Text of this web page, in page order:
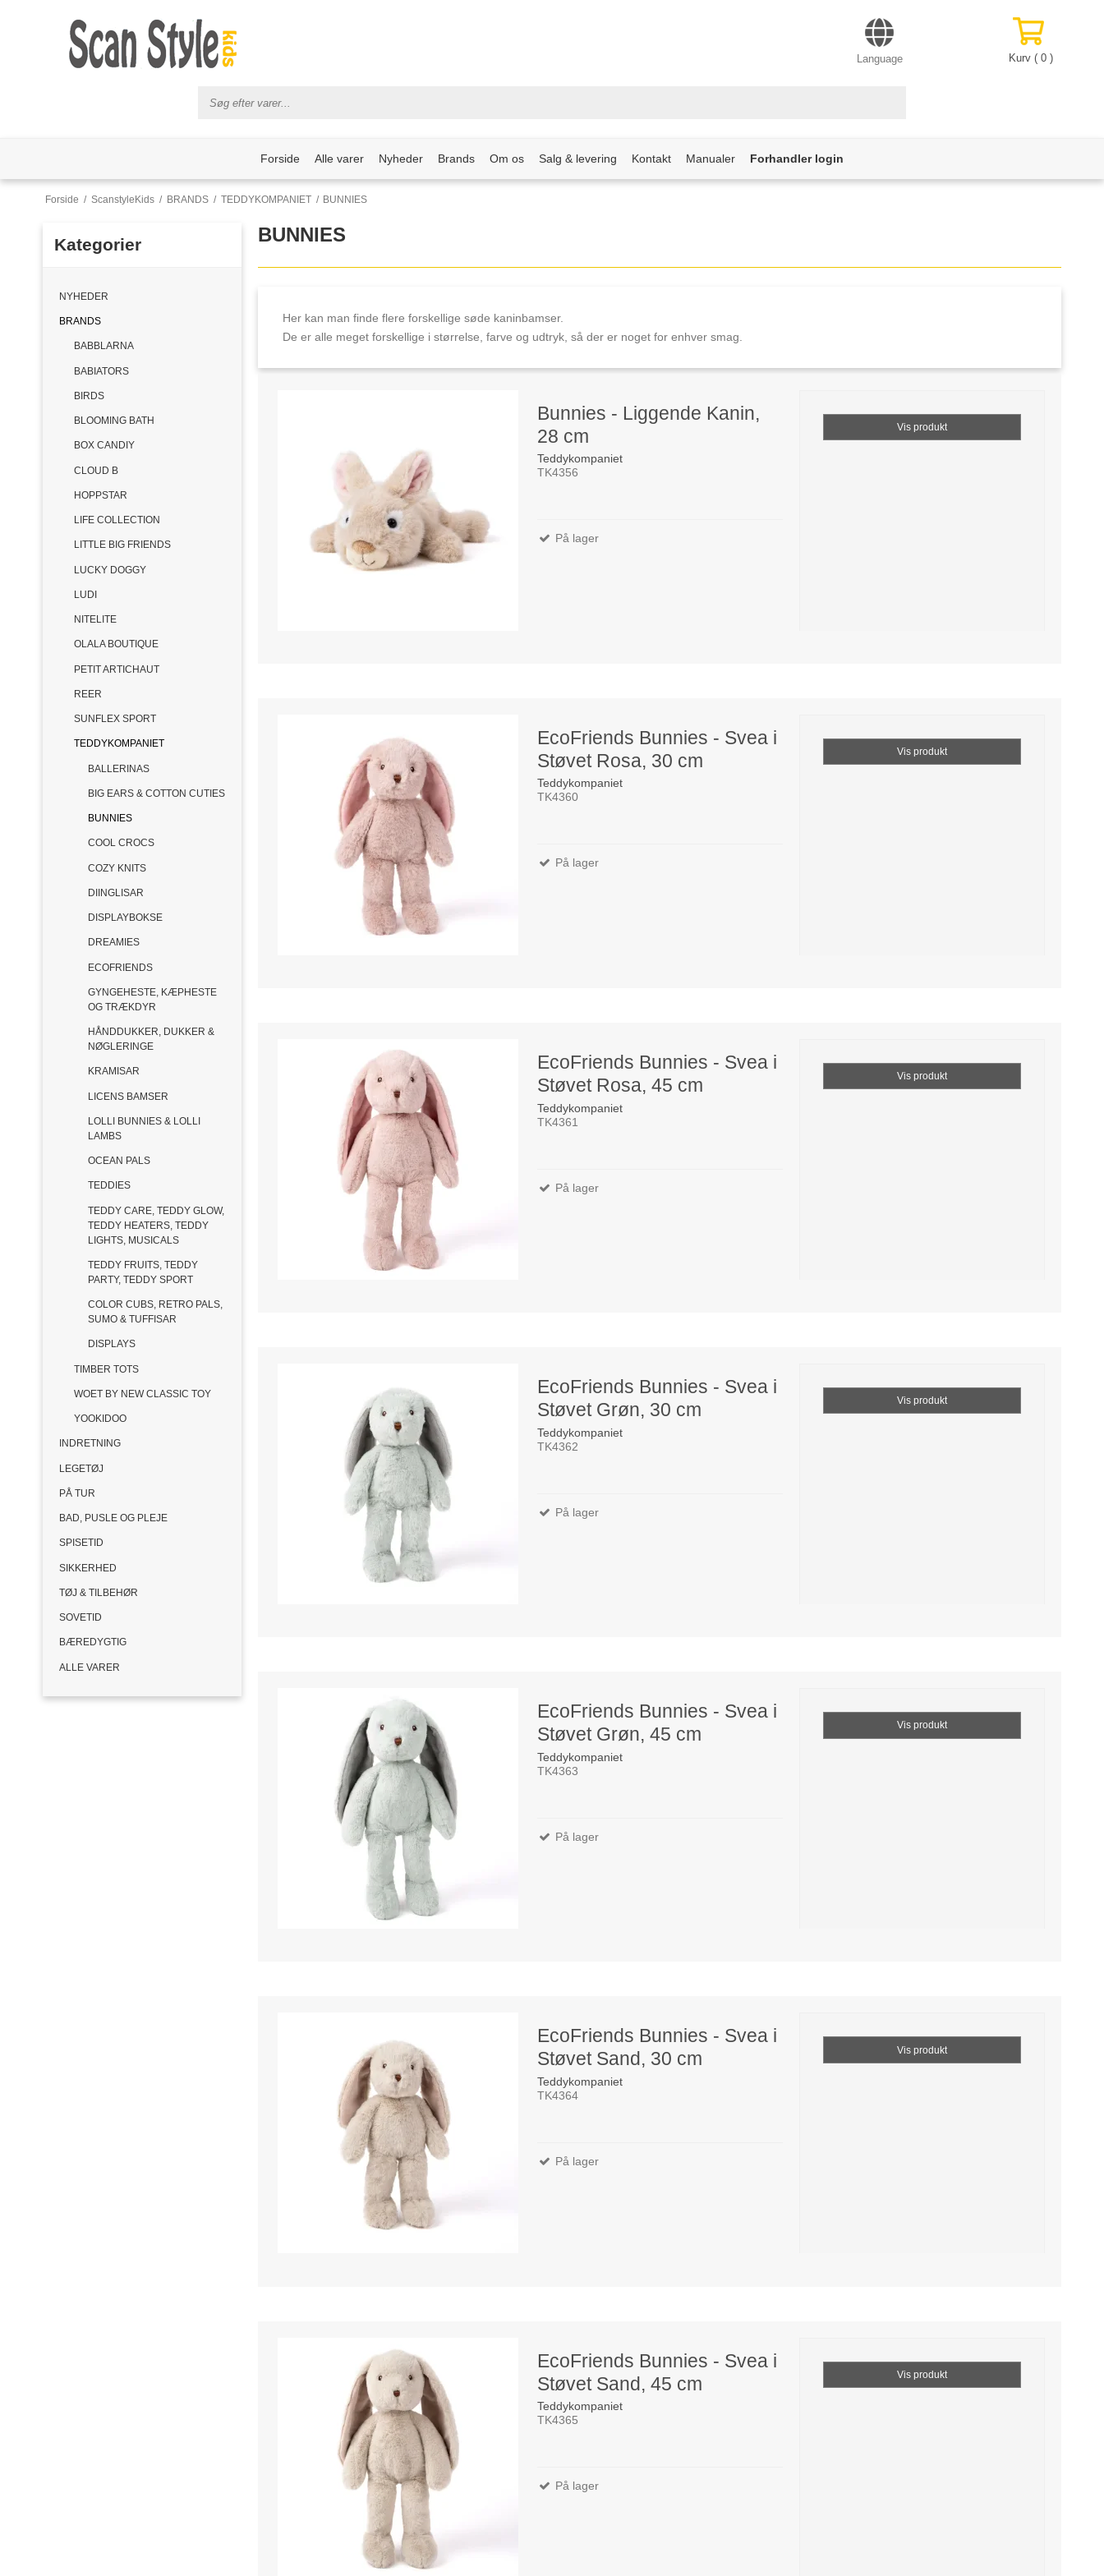
Language Kurv ( 0 )
Forside Alle varer Nyheder Brands Om os Salg & levering Kontakt Manualer Forhandler login
Forside / ScanstyleKids / BRANDS / TEDDYKOMPANIET / BUNNIES
Kategorier
NYHEDER
BRANDS
BABBLARNA
BABIATORS
BIRDS
BLOOMING BATH
BOX CANDIY
CLOUD B
HOPPSTAR
LIFE COLLECTION
LITTLE BIG FRIENDS
LUCKY DOGGY
LUDI
NITELITE
OLALA BOUTIQUE
PETIT ARTICHAUT
REER
SUNFLEX SPORT
TEDDYKOMPANIET
BALLERINAS
BIG EARS & COTTON CUTIES
BUNNIES
COOL CROCS
COZY KNITS
DIINGLISAR
DISPLAYBOKSE
DREAMIES
ECOFRIENDS
GYNGEHESTE, KÆPHESTE
OG TRÆKDYR
HÅNDDUKKER, DUKKER &
NØGLERINGE
KRAMISAR
LICENS BAMSER
LOLLI BUNNIES & LOLLI
LAMBS
OCEAN PALS
TEDDIES
TEDDY CARE, TEDDY GLOW,
TEDDY HEATERS, TEDDY
LIGHTS, MUSICALS
TEDDY FRUITS, TEDDY
PARTY, TEDDY SPORT
COLOR CUBS, RETRO PALS,
SUMO & TUFFISAR
DISPLAYS
TIMBER TOTS
WOET BY NEW CLASSIC TOY
YOOKIDOO
INDRETNING
LEGETØJ
PÅ TUR
BAD, PUSLE OG PLEJE
SPISETID
SIKKERHED
TØJ & TILBEHØR
SOVETID
BÆREDYGTIG
ALLE VARER
BUNNIES
Her kan man finde flere forskellige søde kaninbamser.
De er alle meget forskellige i størrelse, farve og udtryk, så der er noget for enhver smag.
Bunnies - Liggende Kanin,
28 cm
Teddykompaniet
TK4356
På lager
Vis produkt
EcoFriends Bunnies - Svea i
Støvet Rosa, 30 cm
Teddykompaniet
TK4360
På lager
Vis produkt
EcoFriends Bunnies - Svea i
Støvet Rosa, 45 cm
Teddykompaniet
TK4361
På lager
Vis produkt
EcoFriends Bunnies - Svea i
Støvet Grøn, 30 cm
Teddykompaniet
TK4362
På lager
Vis produkt
EcoFriends Bunnies - Svea i
Støvet Grøn, 45 cm
Teddykompaniet
TK4363
På lager
Vis produkt
EcoFriends Bunnies - Svea i
Støvet Sand, 30 cm
Teddykompaniet
TK4364
På lager
Vis produkt
EcoFriends Bunnies - Svea i
Støvet Sand, 45 cm
Teddykompaniet
TK4365
På lager
Vis produkt